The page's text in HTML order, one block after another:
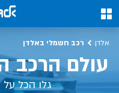
0
אלדן רכב חשמלי באלדן
עולם הרכב
גלו הכל